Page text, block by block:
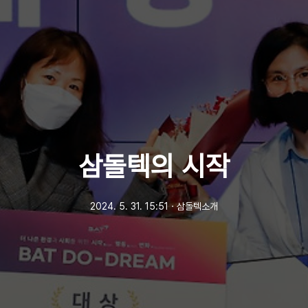
삼돌텍의 시작
2024. 5. 31. 15:51ㆍ삼돌텍소개